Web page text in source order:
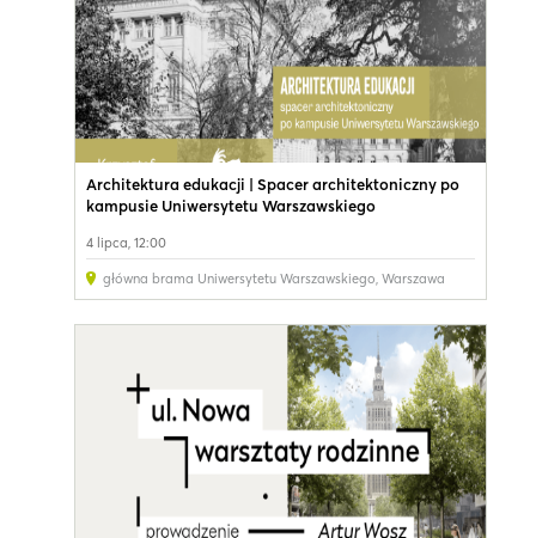
Architektura edukacji | Spacer architektoniczny po
kampusie Uniwersytetu Warszawskiego
4 lipca, 12:00
główna brama Uniwersytetu Warszawskiego, Warszawa